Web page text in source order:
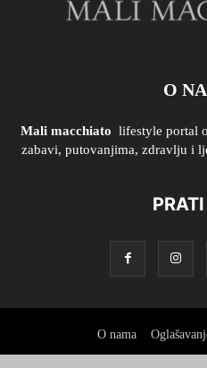
O
Mali macchiato lifestyle portal
zabavi, putovanjima, zdravlju i
O nama